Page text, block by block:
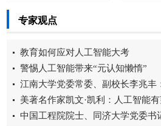
专家观点
教育如何应对人工智能大考
警惕人工智能带来“元认知懒惰”